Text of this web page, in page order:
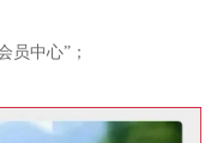
员中心”；